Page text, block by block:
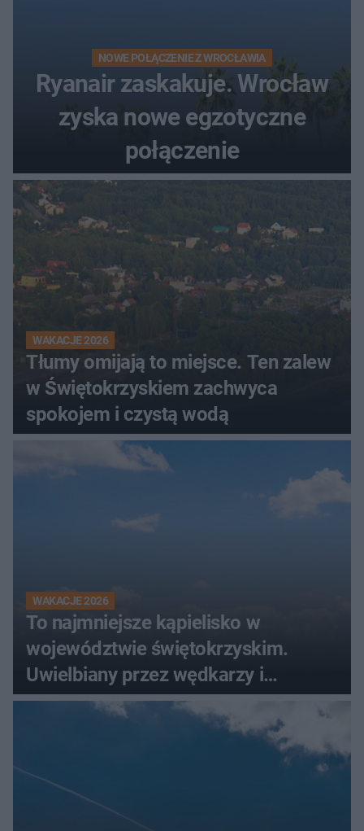
NOWE POŁĄCZENIE Z WROCŁAWIA
Ryanair zaskakuje. Wrocław
zyska nowe egzotyczne
połączenie
WAKACJE 2026
Tłumy omijają to miejsce. Ten zalew
w Świętokrzyskiem zachwyca
spokojem i czystą wodą
WAKACJE 2026
To najmniejsze kąpielisko w
województwie świętokrzyskim.
Uwielbiany przez wędkarzy i
turystów